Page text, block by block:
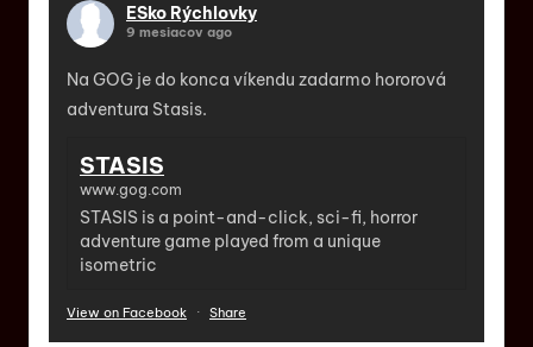
ESko Rýchlovky
9 mesiacov ago
Na GOG je do konca víkendu zadarmo hororová
adventura Stasis.
STASIS
www.gog.com
STASIS is a point-and-click, sci-fi, horror
adventure game played from a unique
isometric
View on Facebook · Share